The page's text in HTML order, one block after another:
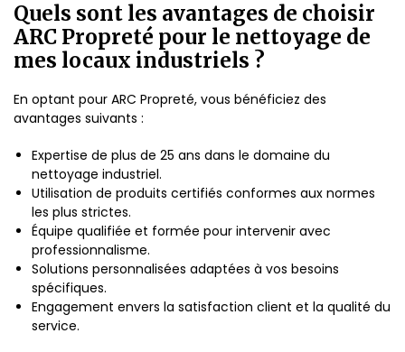
Quels sont les avantages de choisir
ARC Propreté pour le nettoyage de
mes locaux industriels ?
En optant pour ARC Propreté, vous bénéficiez des
avantages suivants :
Expertise de plus de 25 ans dans le domaine du
nettoyage industriel.
Utilisation de produits certifiés conformes aux normes
les plus strictes.
Équipe qualifiée et formée pour intervenir avec
professionnalisme.
Solutions personnalisées adaptées à vos besoins
spécifiques.
Engagement envers la satisfaction client et la qualité du
service.